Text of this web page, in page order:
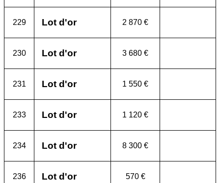
229 Lot d'or 2 870 €
230 Lot d'or 3 680 €
231 Lot d'or 1 550 €
233 Lot d'or 1 120 €
234 Lot d'or 8 300 €
236 Lot d'or 570 €